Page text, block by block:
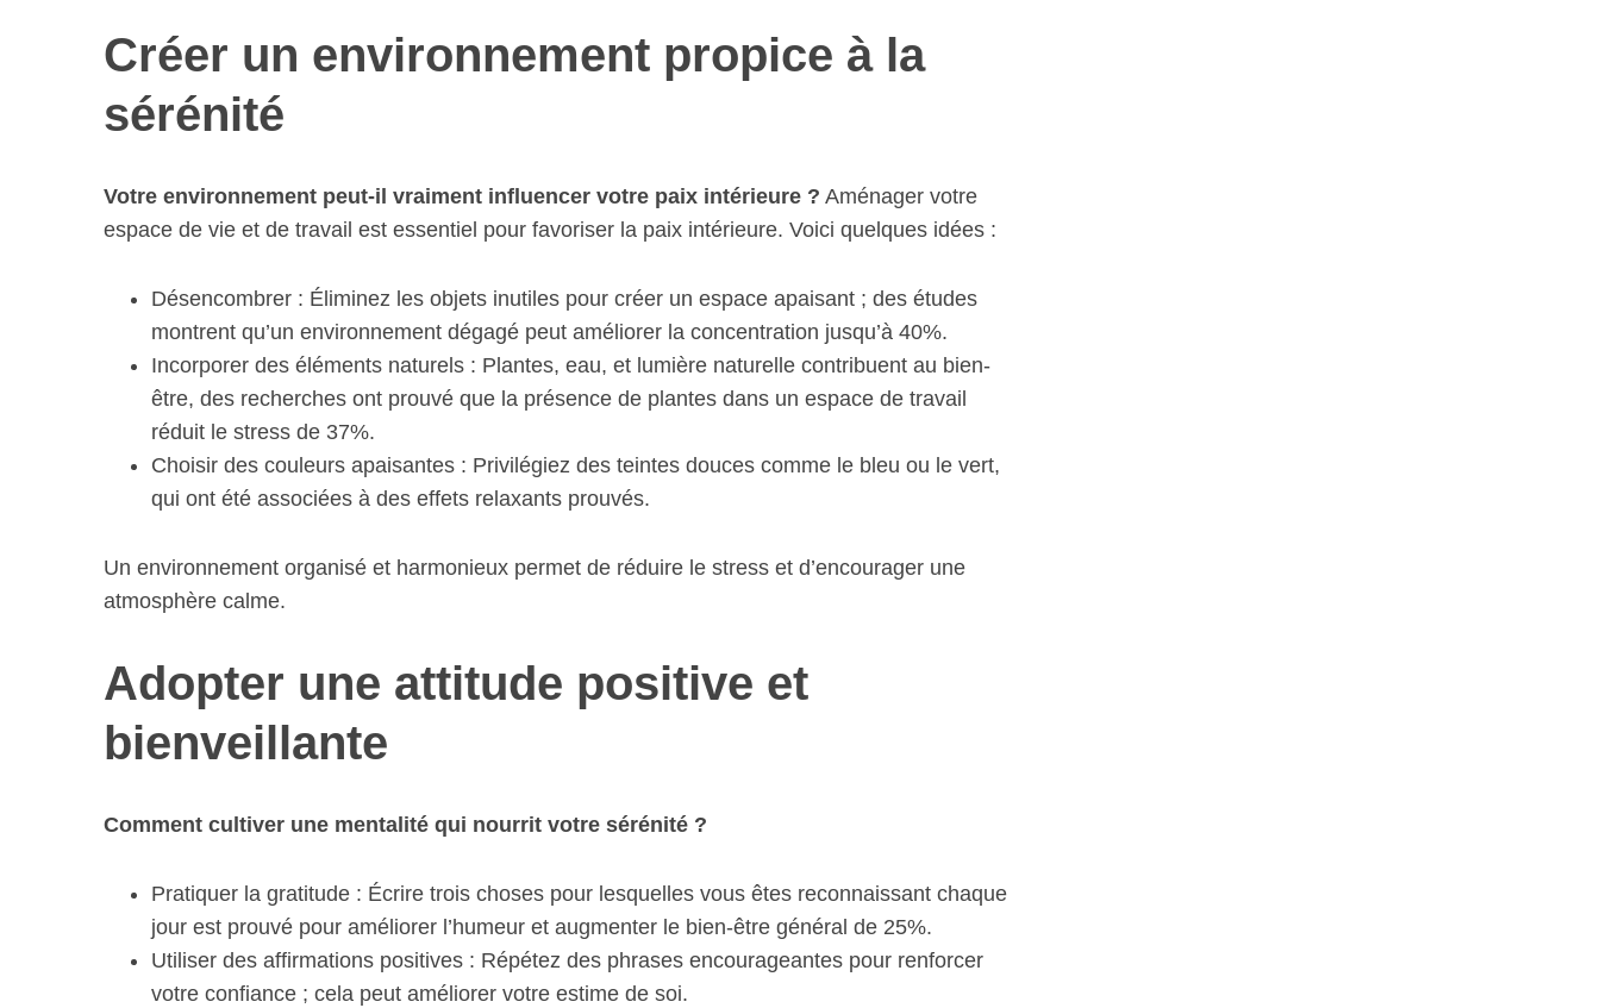
Créer un environnement propice à la
sérénité
Votre environnement peut-il vraiment influencer votre paix intérieure ? Aménager votre
espace de vie et de travail est essentiel pour favoriser la paix intérieure. Voici quelques idées :
Désencombrer : Éliminez les objets inutiles pour créer un espace apaisant ; des études
montrent qu’un environnement dégagé peut améliorer la concentration jusqu’à 40%.
Incorporer des éléments naturels : Plantes, eau, et lumière naturelle contribuent au bien-
être, des recherches ont prouvé que la présence de plantes dans un espace de travail
réduit le stress de 37%.
Choisir des couleurs apaisantes : Privilégiez des teintes douces comme le bleu ou le vert,
qui ont été associées à des effets relaxants prouvés.
Un environnement organisé et harmonieux permet de réduire le stress et d’encourager une
atmosphère calme.
Adopter une attitude positive et
bienveillante
Comment cultiver une mentalité qui nourrit votre sérénité ?
Pratiquer la gratitude : Écrire trois choses pour lesquelles vous êtes reconnaissant chaque
jour est prouvé pour améliorer l’humeur et augmenter le bien-être général de 25%.
Utiliser des affirmations positives : Répétez des phrases encourageantes pour renforcer
votre confiance ; cela peut améliorer votre estime de soi.